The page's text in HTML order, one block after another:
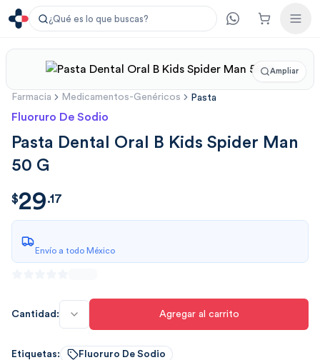
¿Qué es lo que buscas?
Ampliar
Farmacia Medicamentos-Genéricos Pasta
Fluoruro De Sodio
Pasta Dental Oral B Kids Spider Man
50 G
$29.1766
$29.17
Envío a todo México
Cantidad: Agregar al carrito
Etiquetas: Fluoruro De Sodio